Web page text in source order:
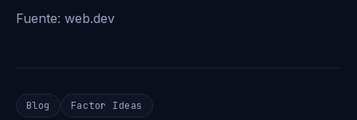
Fuente: web.dev
Blog Factor Ideas